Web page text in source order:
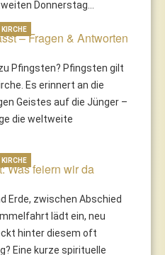
Donnerstag…
– Fragen & Antworten
Pfingsten? Pfingsten gilt
Es erinnert an die
Geistes auf die Jünger –
die weltweite
KIRCHE
Was feiern wir da
Erde, zwischen Abschied
lädt ein, neu
hinter diesem oft
Eine kurze spirituelle
KIRCHE